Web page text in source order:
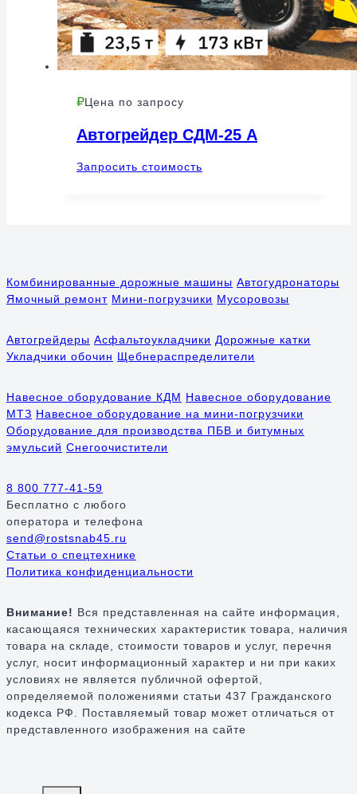
Цена по запросу
Автогрейдер СДМ-25 А
Запросить стоимость
Комбинированные дорожные машины Автогудронаторы
Ямочный ремонт Мини-погрузчики Мусоровозы
Автогрейдеры Асфальтоукладчики Дорожные катки
Укладчики обочин Щебнераспределители
Навесное оборудование КДМ Навесное оборудование
МТЗ Навесное оборудование на мини-погрузчики
Оборудование для производства ПБВ и битумных
эмульсий Снегоочистители
8 800 777-41-59
Бесплатно с любого
оператора и телефона
send@rostsnab45.ru
Статьи о спецтехнике
Политика конфиденциальности
Внимание! Вся представленная на сайте информация,
касающаяся технических характеристик товара, наличия
товара на складе, стоимости товаров и услуг, перечня
услуг, носит информационный характер и ни при каких
условиях не является публичной офертой,
определяемой положениями статьи 437 Гражданского
кодекса РФ. Поставляемый товар может отличаться от
представленного изображения на сайте